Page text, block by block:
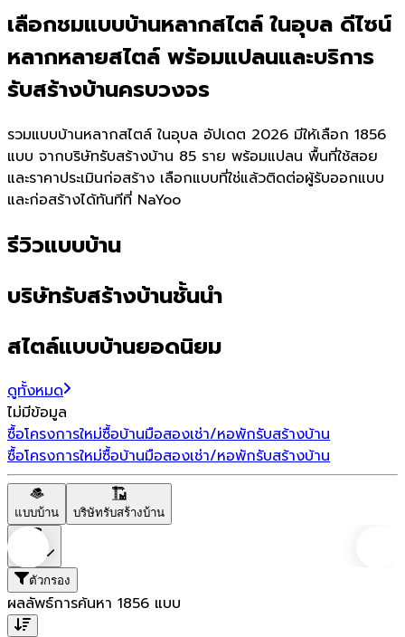
เลือกชมแบบบ้านหลากสไตล์ ในอุบล ดีไซน์
หลากหลายสไตล์ พร้อมแปลนและบริการ
รับสร้างบ้านครบวงจร
รวมแบบบ้านหลากสไตล์ ในอุบล อัปเดต 2026 มีให้เลือก 1856
แบบ จากบริษัทรับสร้างบ้าน 85 ราย พร้อมแปลน พื้นที่ใช้สอย
และราคาประเมินก่อสร้าง เลือกแบบที่ใช่แล้วติดต่อผู้รับออกแบบ
และก่อสร้างได้ทันทีที่ NaYoo
รีวิวแบบบ้าน
บริษัทรับสร้างบ้านชั้นนำ
สไตล์แบบบ้านยอดนิยม
ดูทั้งหมด
ไม่มีข้อมูล
ซื้อโครงการใหม่ซื้อบ้านมือสองเช่า/หอพักรับสร้างบ้าน
ซื้อโครงการใหม่ซื้อบ้านมือสองเช่า/หอพักรับสร้างบ้าน
แบบบ้าน บริษัทรับสร้างบ้าน
ตัวกรอง
ผลลัพธ์การค้นหา 1856 แบบ